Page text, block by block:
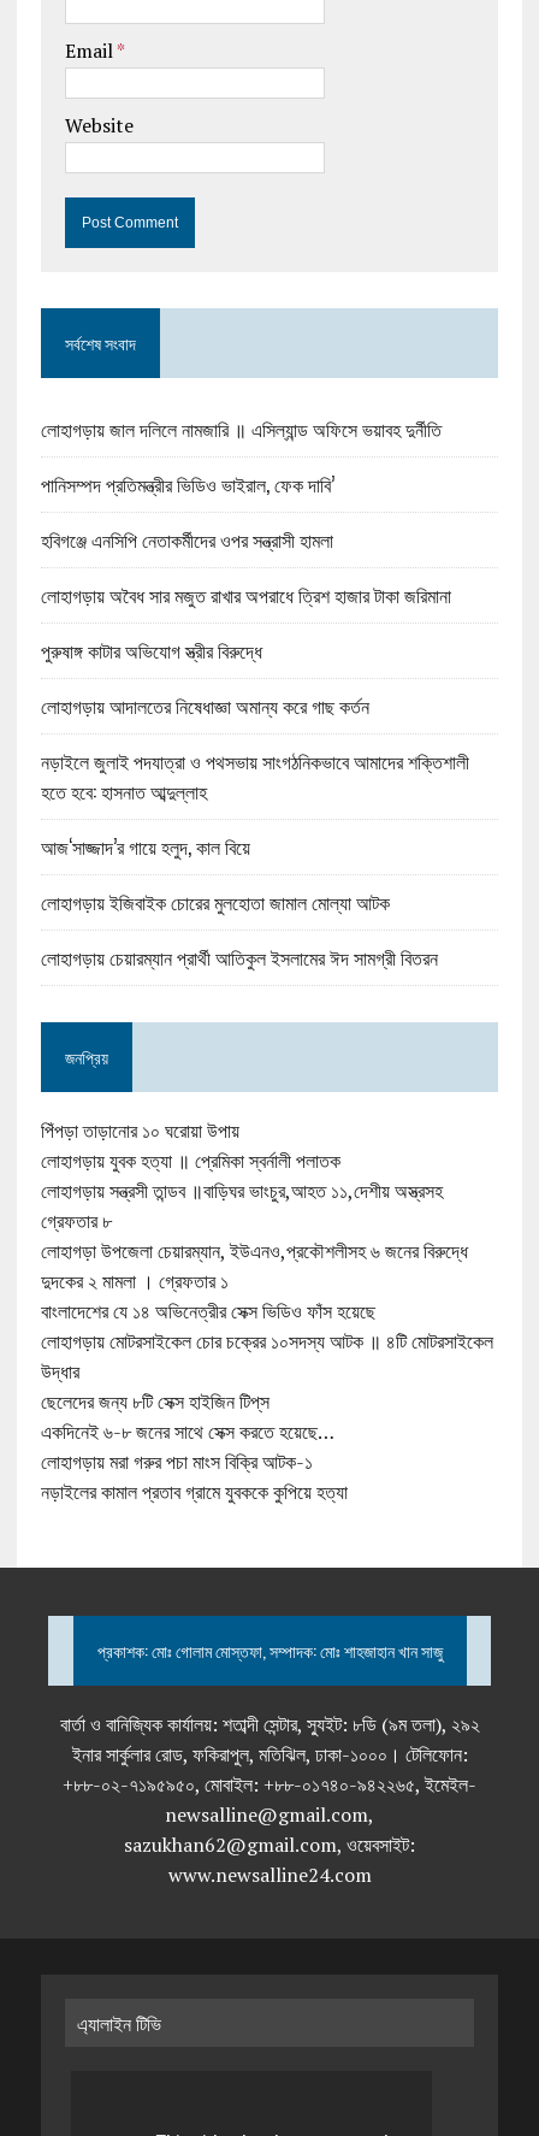
Email*
Website
সর্বশেষ সংবাদ
লোহাগড়ায় জাল দলিলে নামজারি ॥ এসিল্যান্ড অফিসে ভয়াবহ দুর্নীতি
পানিসম্পদ প্রতিমন্ত্রীর ভিডিও ভাইরাল, ফেক দাবি’
হবিগঞ্জে এনসিপি নেতাকর্মীদের ওপর সন্ত্রাসী হামলা
লোহাগড়ায় অবৈধ সার মজুত রাখার অপরাধে ত্রিশ হাজার টাকা জরিমানা
পুরুষাঙ্গ কাটার অভিযোগ স্ত্রীর বিরুদ্ধে
লোহাগড়ায় আদালতের নিষেধাজ্ঞা অমান্য করে গাছ কর্তন
নড়াইলে জুলাই পদযাত্রা ও পথসভায় সাংগঠনিকভাবে আমাদের শক্তিশালী
হতে হবে: হাসনাত আব্দুল্লাহ
আজ‘সাজ্জাদ’র গায়ে হলুদ, কাল বিয়ে
লোহাগড়ায় ইজিবাইক চোরের মুলহোতা জামাল মোল্যা আটক
লোহাগড়ায় চেয়ারম্যান প্রার্থী আতিকুল ইসলামের ঈদ সামগ্রী বিতরন
জনপ্রিয়
পিঁপড়া তাড়ানোর ১০ ঘরোয়া উপায়
লোহাগড়ায় যুবক হত্যা ॥ প্রেমিকা স্বর্নালী পলাতক
লোহাগড়ায় সন্ত্রসী তান্ডব ॥বাড়িঘর ভাংচুর,আহত ১১,দেশীয় অস্ত্রসহ
গ্রেফতার ৮
লোহাগড়া উপজেলা চেয়ারম্যান, ইউএনও,প্রকৌশলীসহ ৬ জনের বিরুদ্ধে
দুদকের ২ মামলা । গ্রেফতার ১
বাংলাদেশের যে ১৪ অভিনেত্রীর সেক্স ভিডিও ফাঁস হয়েছে
লোহাগড়ায় মোটরসাইকেল চোর চক্রের ১০সদস্য আটক ॥ ৪টি মোটরসাইকেল
উদ্ধার
ছেলেদের জন্য ৮টি সেক্স হাইজিন টিপ্‌স
একদিনেই ৬-৮ জনের সাথে সেক্স করতে হয়েছে…
লোহাগড়ায় মরা গরুর পচা মাংস বিক্রি আটক-১
নড়াইলের কামাল প্রতাব গ্রামে যুবককে কুপিয়ে হত্যা
প্রকাশক: মোঃ গোলাম মোস্তফা, সম্পাদক: মোঃ শাহজাহান খান সাজু
বার্তা ও বানিজ্যিক কার্যালয়: শতাব্দী সেন্টার, স্যুইট: ৮ডি (৯ম তলা), ২৯২
ইনার সার্কুলার রোড, ফকিরাপুল, মতিঝিল, ঢাকা-১০০০। টেলিফোন:
+৮৮-০২-৭১৯৫৯৫০, মোবাইল: +৮৮-০১৭৪০-৯৪২২৬৫, ইমেইল-
newsalline@gmail.com,
sazukhan62@gmail.com, ওয়েবসাইট:
www.newsalline24.com
এ্যালাইন টিভি